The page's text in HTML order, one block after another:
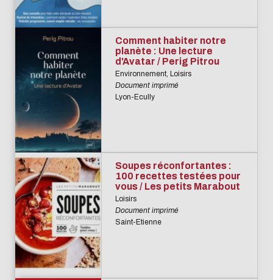
Comment habiter notre
planète : Une lecture
d'Avatar / Perig Pitrou
Environnement, Loisirs
Document imprimé
Lyon-Ecully
Soupes réconfortantes :
100 recettes testées pour
vous / Les petits Marabout
Loisirs
Document imprimé
Saint-Etienne